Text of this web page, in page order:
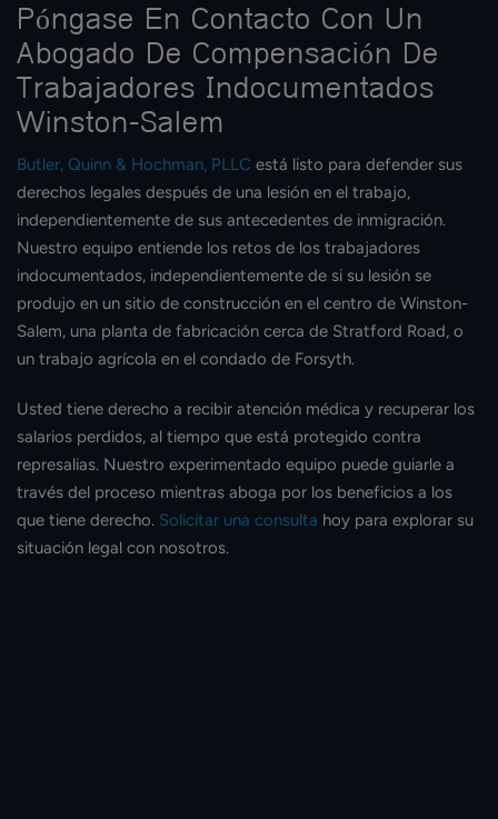
Póngase En Contacto Con Un
Abogado De Compensación De
Trabajadores Indocumentados
Winston-Salem
Butler, Quinn & Hochman, PLLC está listo para defender sus
derechos legales después de una lesión en el trabajo,
independientemente de sus antecedentes de inmigración.
Nuestro equipo entiende los retos de los trabajadores
indocumentados, independientemente de si su lesión se
produjo en un sitio de construcción en el centro de Winston-
Salem, una planta de fabricación cerca de Stratford Road, o
un trabajo agrícola en el condado de Forsyth.
Usted tiene derecho a recibir atención médica y recuperar los
salarios perdidos, al tiempo que está protegido contra
represalias. Nuestro experimentado equipo puede guiarle a
través del proceso mientras aboga por los beneficios a los
que tiene derecho. Solicitar una consulta hoy para explorar su
situación legal con nosotros.